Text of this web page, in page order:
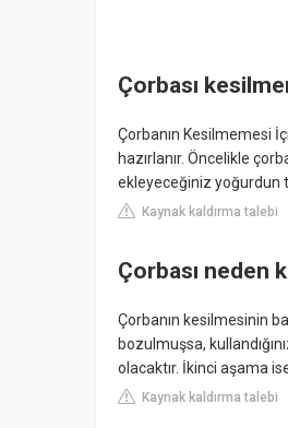
Çorbası
Çorbanın Kesilmemesi
hazırlanır. Öncelikle
ekleyeceğiniz yoğurdun
Kaynak kaldırma talebi
Çorbası neden
Çorbanın kesilmesinin
bozulmuşsa,
olacaktır. İkinci aşama
Kaynak kaldırma talebi